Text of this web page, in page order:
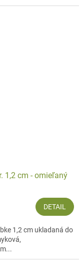
1,2 cm - omieľaný
DETAIL
1,2 cm ukladaná do